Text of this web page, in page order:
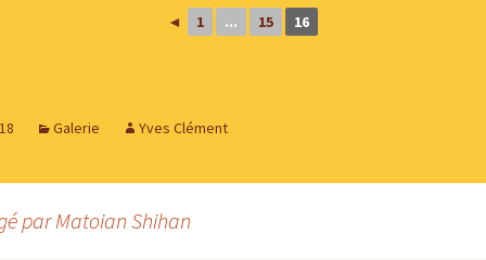
◄ 1 ... 15 16
Galerie Yves Clément
par Matoian Shihan